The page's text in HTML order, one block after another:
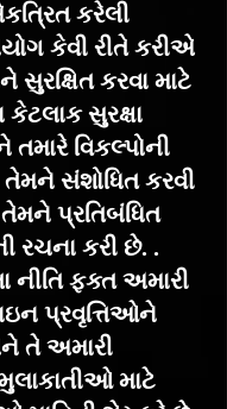
કરેલી
કેવી રીતે કરીએ
સુરક્ષિત કરવા માટે
સુરક્ષા
વિકલ્પોની
તેમને સંશોધિત કરવી
પ્રતિબંધિત
રચના કરી છે. .
નીતિ ફક્ત અમારી
પ્રવૃત્તિઓને
તે અમારી
માટે